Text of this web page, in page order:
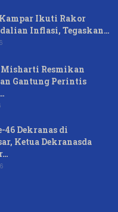
Ikuti Rakor
Inflasi, Tegaskan…
Misharti Resmikan
Gantung Perintis
46 Dekranas di
Ketua Dekranasda